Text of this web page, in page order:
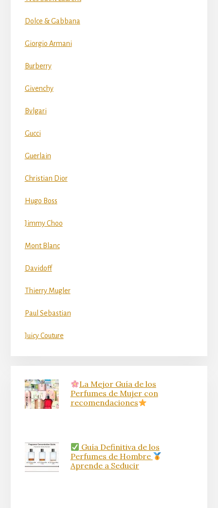
Dolce & Gabbana
Giorgio Armani
Burberry
Givenchy
Bvlgari
Gucci
Guerlain
Christian Dior
Hugo Boss
Jimmy Choo
Mont Blanc
Davidoff
Thierry Mugler
Paul Sebastian
Juicy Couture
La Mejor Guía de los
Perfumes de Mujer con
recomendaciones
Guía Definitiva de los
Perfumes de Hombre
Aprende a Seducir